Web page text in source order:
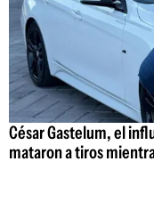
César Gastelum, el
mataron a tiros